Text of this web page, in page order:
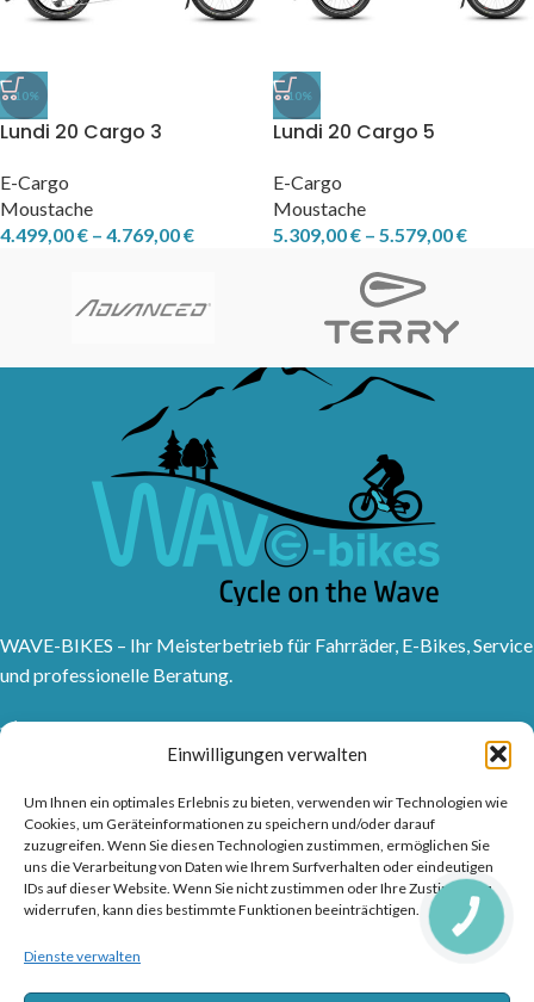
Einwilligungen verwalten
Um Ihnen ein optimales Erlebnis zu bieten, verwenden wir Technologien wie
Cookies, um Geräteinformationen zu speichern und/oder darauf
zuzugreifen. Wenn Sie diesen Technologien zustimmen, ermöglichen Sie
uns die Verarbeitung von Daten wie Ihrem Surfverhalten oder eindeutigen
IDs auf dieser Website. Wenn Sie nicht zustimmen oder Ihre Zustimmung
widerrufen, kann dies bestimmte Funktionen beeinträchtigen.
Dienste verwalten
-10%
Lundi 20 Cargo 3
E-Cargo
Moustache
4.499,00€ – 4.769,00€
-10%
Lundi 20 Cargo 5
E-Cargo
Moustache
5.309,00€ – 5.579,00€
WAVE-BIKES – Ihr Meisterbetrieb für Fahrräder, E-Bikes, Service
und professionelle Beratung.
Sanddornweg 10, 53773 Hennef (Sieg)
Tel: 02242 9176417
Tel: 02241315150
info@wave-bikes.de
FUSSZEILENMENÜ
CALL
BUTTON